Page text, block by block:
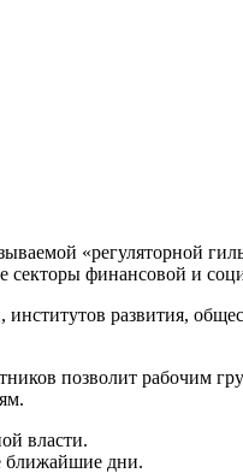
«регуляторной
секторы финансовой и
развития,
позволит рабочим
власти.
ближайшие дни.